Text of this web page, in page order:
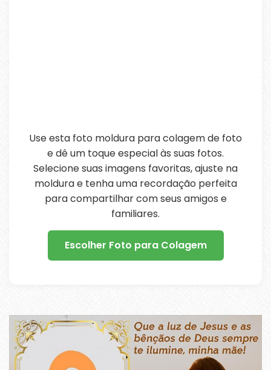
Use esta foto moldura para colagem de foto
e dê um toque especial às suas fotos.
Selecione suas imagens favoritas, ajuste na
moldura e tenha uma recordação perfeita
para compartilhar com seus amigos e
familiares.
Escolher Foto para Colagem